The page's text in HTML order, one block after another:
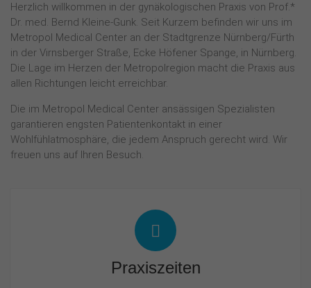
Herzlich willkommen in der gynäkologischen Praxis von Prof.*
Dr. med. Bernd Kleine-Gunk. Seit Kurzem befinden wir uns im
Metropol Medical Center an der Stadtgrenze Nürnberg/Fürth
in der Virnsberger Straße, Ecke Höfener Spange, in Nürnberg.
Die Lage im Herzen der Metropolregion macht die Praxis aus
allen Richtungen leicht erreichbar.
Die im Metropol Medical Center ansässigen Spezialisten
garantieren engsten Patientenkontakt in einer
Wohlfühlatmosphäre, die jedem Anspruch gerecht wird. Wir
freuen uns auf Ihren Besuch.
Praxiszeiten